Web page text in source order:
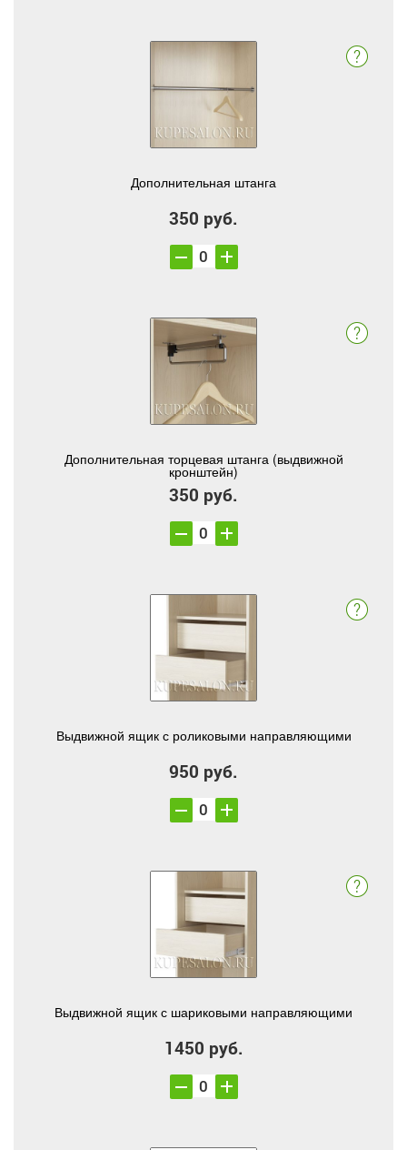
Дополнительная штанга
350 руб.
Дополнительная торцевая штанга (выдвижной
кронштейн)
350 руб.
Выдвижной ящик с роликовыми направляющими
950 руб.
Выдвижной ящик с шариковыми направляющими
1450 руб.